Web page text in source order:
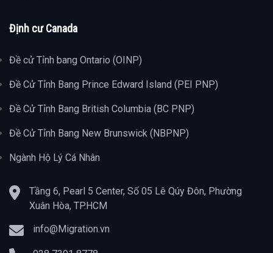
Định cư Canada
Đề cử Tỉnh bang Ontario (OINP)
Đề Cử Tỉnh Bang Prince Edward Island (PEI PNP)
Đề Cử Tỉnh Bang British Columbia (BC PNP)
Đề Cử Tỉnh Bang New Brunswick (NBPNP)
Ngành Hộ Lý Cá Nhân
Tầng 6, Pearl 5 Center, Số 05 Lê Qúy Đôn, Phường
Xuân Hòa, TP.HCM
info@Migration.vn